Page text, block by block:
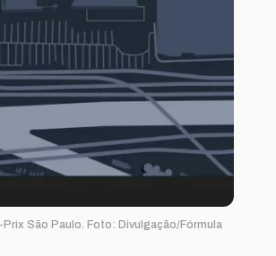
São Paulo. Foto: Divulgação/Fórmula